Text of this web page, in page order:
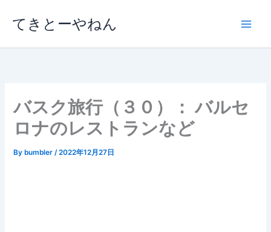
ス
てきとーやねん
バスク旅行（３０）： バルセ
ロナのレストランなど
By bumbler/2022年12月27日